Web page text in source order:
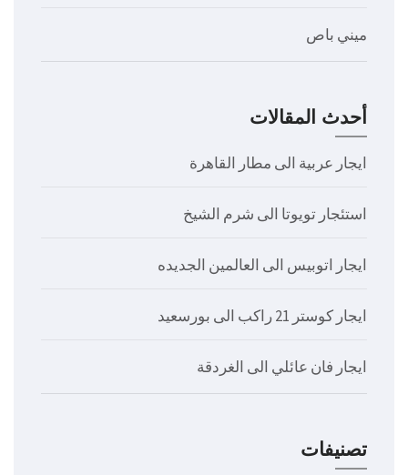
ميني باص
أحدث المقالات
ايجار عربية الى مطار القاهرة
استئجار تويوتا الى شرم الشيخ
ايجار اتوبيس الى العالمين الجديده
ايجار كوستر 21 راكب الى بورسعيد
ايجار فان عائلي الى الغردقة
تصنيفات